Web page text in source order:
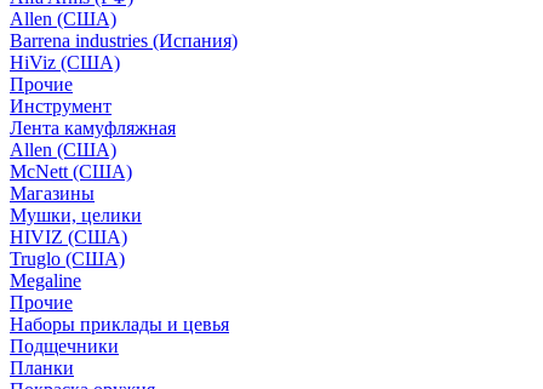
Allen (США)
Barrena industries (Испания)
HiViz (США)
Прочие
Инструмент
Лента камуфляжная
Allen (США)
McNett (США)
Магазины
Мушки, целики
HIVIZ (США)
Truglo (США)
Megaline
Прочие
Наборы приклады и цевья
Подщечники
Планки